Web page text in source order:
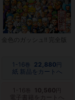
金色のガッシュ!! 完全版
1-16巻 22,880 円
紙 新品をカートへ
1-16 巻 10,560
電子書籍をカートへ